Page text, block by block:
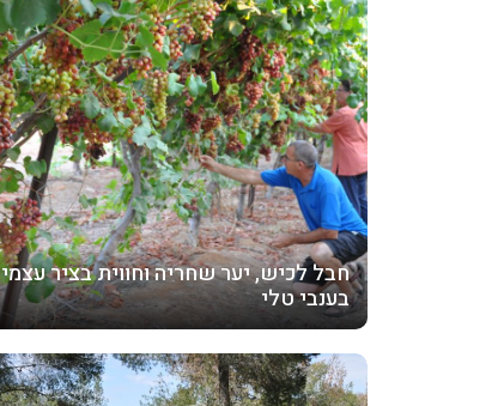
חבל לכיש, יער שחריה וחווית בציר עצמי
בענבי טלי